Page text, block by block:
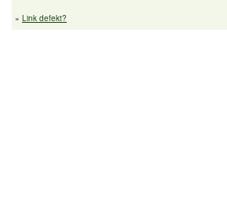
» Link defekt?